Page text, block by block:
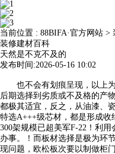
当前位置 : 88BIFA·官方网站 >
装修建材百科
天然是不克不及的
发布时间:2026-05-16 10:02
也不会有划痕呈现，以上为
后期选择到劣质或不及格的产
都极其适宜，反之，从油漆、
特选A+++级芯材，都是形成
300架规模已超美军F-22！利
办事。！而板材选择是极为环
现问题，欧松板次要以制做柜